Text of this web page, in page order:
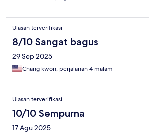
Ulasan terverifikasi
8/10 Sangat bagus
29 Sep 2025
Chang kwon, perjalanan 4 malam
Ulasan terverifikasi
10/10 Sempurna
17 Agu 2025